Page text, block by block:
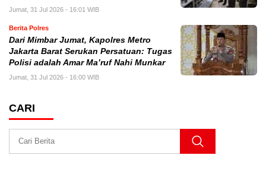
Jumat, 31 Jul 2026 - 16:01 WIB
Berita Polres
Dari Mimbar Jumat, Kapolres Metro
Jakarta Barat Serukan Persatuan: Tugas
Polisi adalah Amar Ma’ruf Nahi Munkar
Jumat, 31 Jul 2026 - 16:00 WIB
CARI